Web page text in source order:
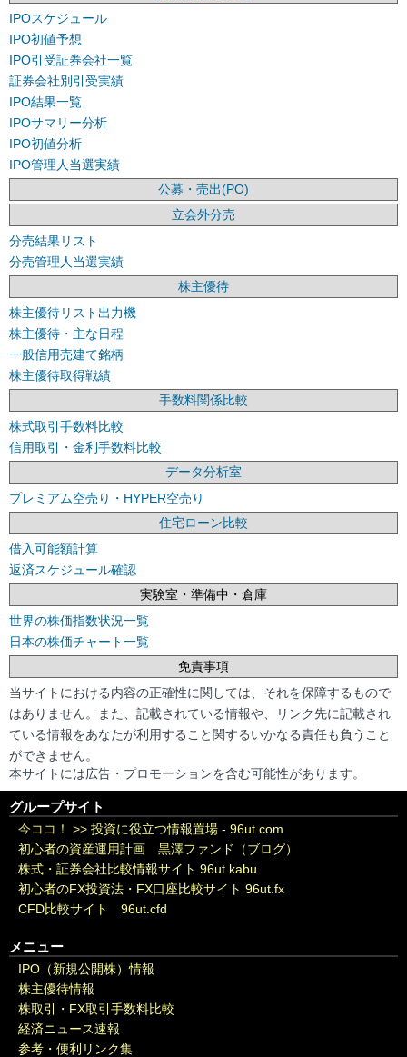
IPOスケジュール
IPO初値予想
IPO引受証券会社一覧
証券会社別引受実績
IPO結果一覧
IPOサマリー分析
IPO初値分析
IPO管理人当選実績
公募・売出(PO)
立会外分売
分売結果リスト
分売管理人当選実績
株主優待
株主優待リスト出力機
株主優待・主な日程
一般信用売建て銘柄
株主優待取得戦績
手数料関係比較
株式取引手数料比較
信用取引・金利手数料比較
データ分析室
プレミアム空売り・HYPER空売り
住宅ローン比較
借入可能額計算
返済スケジュール確認
実験室・準備中・倉庫
世界の株価指数状況一覧
日本の株価チャート一覧
免責事項
当サイトにおける内容の正確性に関しては、それを保障するもので
はありません。また、記載されている情報や、リンク先に記載され
ている情報をあなたが利用すること関するいかなる責任も負うこと
ができません。
本サイトには広告・プロモーションを含む可能性があります。
グループサイト
今ココ！ >> 投資に役立つ情報置場 - 96ut.com
初心者の資産運用計画 黒澤ファンド（ブログ）
株式・証券会社比較情報サイト 96ut.kabu
初心者のFX投資法・FX口座比較サイト 96ut.fx
CFD比較サイト 96ut.cfd
メニュー
IPO（新規公開株）情報
株主優待情報
株取引・FX取引手数料比較
経済ニュース速報
参考・便利リンク集